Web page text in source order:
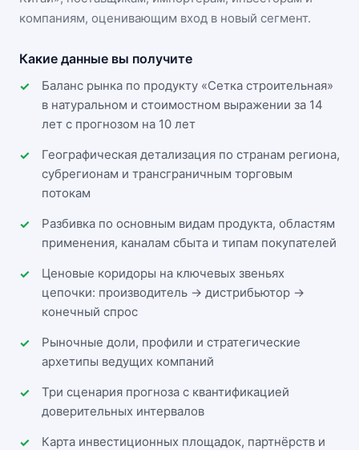
компаниям, оценивающим вход в новый сегмент.
Какие данные вы получите
Баланс рынка по продукту «Сетка строительная»
в натуральном и стоимостном выражении за 14
лет с прогнозом на 10 лет
Географическая детализация по странам региона,
субрегионам и трансграничным торговым
потокам
Разбивка по основным видам продукта, областям
применения, каналам сбыта и типам покупателей
Ценовые коридоры на ключевых звеньях
цепочки: производитель → дистрибьютор →
конечный спрос
Рыночные доли, профили и стратегические
архетипы ведущих компаний
Три сценария прогноза с квантификацией
доверительных интервалов
Карта инвестиционных площадок, партнёрств и